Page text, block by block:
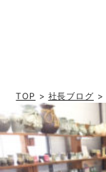
TOP > 社長ブログ >